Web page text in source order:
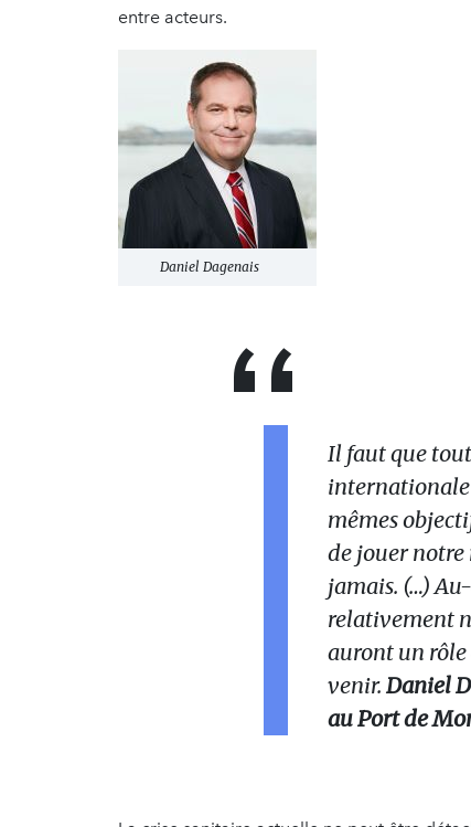
entre acteurs.
Daniel Dagenais
Il faut que
internationale
mêmes
de jouer notre
jamais. (…)
relativement
auront un rôle
venir. Daniel
au Port de